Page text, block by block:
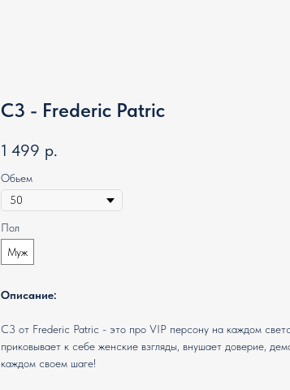
C3 - Frederic Patric
1 499 р.
Обьем
Пол
Муж
Описание:
C3 от Frederic Patric - это про VIP персону на каждом
приковывает к себе женские взгляды, внушает доверие,
каждом своем шаге!